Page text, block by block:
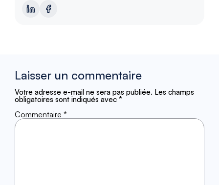
Laisser un commentaire
Votre adresse e-mail ne sera pas publiée. Les champs
obligatoires sont indiqués avec *
Commentaire *